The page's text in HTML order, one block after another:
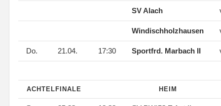
SV Alach
Windischholzhausen
Do. 21.04. 17:30 Sportfrd. Marbach II
ACHTELFINALE HEIM